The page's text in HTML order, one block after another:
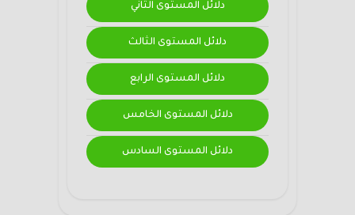
دلائل المستوى الثاني
دلائل المستوى الثالث
دلائل المستوى الرابع
دلائل المستوى الخامس
دلائل المستوى السادس